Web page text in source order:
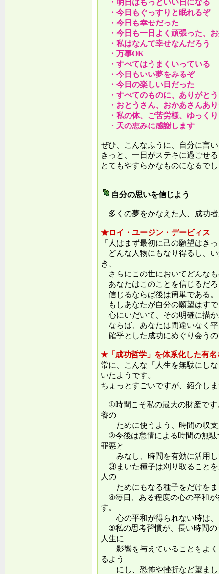
・明日はもっといい日になる
・今日もぐっすりと眠れるぞ
・今日も幸せだった
・今日も一日よく頑張った、
・私はなんて幸せなんだろう
・万事OK
・すべてはうまくいっている
・今日もいい夢をみるぞ
・今日の楽しい日だった
・すべてのものに、ありがとう
・おとうさん、おかあさんあ
・私の体、ご苦労様、ゆっく
・天の恵みに感謝します
ぜひ、こんなふうに、自分に言
きっと、一日がステキに過ごせ
とてもやすらかなものになるで
自分の思いを信じよう
多くの夢をかなえた人、成功
★ロイ・ユージン・デービィス
「人はまず最初に己の願望はき
どんな人物にもなり得るし、
き、
さらにこの世においてどんな
あなたはこのことを信じるだ
信じるならば後は簡単である。
もしあなたが自分の願望はす
心にいだいて、その明確に描
ならば、あなたは間違いなく
確乎とした成功にめぐり会う
★「成功哲学」を体系化した有
常に、こんな「人生を無駄にし
いたようです。
ちょっとすごいですが、紹介し
①時間こそ私の最大の財産です
養の
ために使うよう、時間の収支
②今後は怠情による時間の無駄
罪悪と
みなし、時間を有効に活用し
③まいた種子は刈り取ることを
人の
ためにもなる種子をだけをま
④毎日、ある程度の心の平和が
す。
心の平和が得られない時は、
⑤私の思考習慣が、長い時間の
人生に
影響を与えていることをよく
るよう
にし、恐怖や挫折など望まし